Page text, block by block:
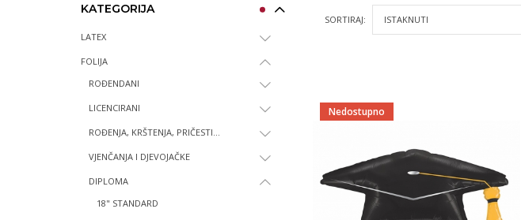
KATEGORIJA
LATEX
FOLIJA
ROĐENDANI
LICENCIRANI
ROĐENJA, KRŠTENJA, PRIČESTI...
VJENČANJA I DJEVOJAČKE
DIPLOMA
18" STANDARD
SORTIRAJ:
Nedostupno